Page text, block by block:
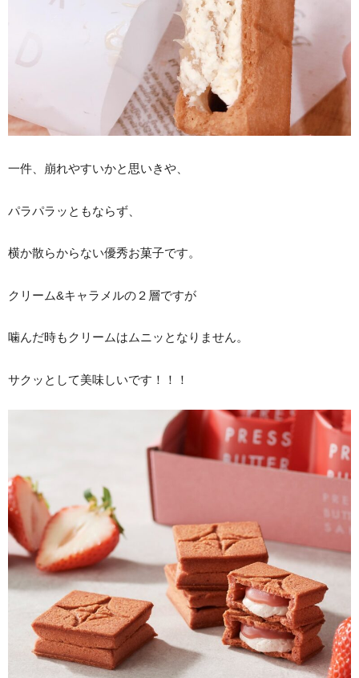
一件、崩れやすいかと思いきや、
パラパラッともならず、
横か散らからない優秀お菓子です。
クリーム&キャラメルの２層ですが
噛んだ時もクリームはムニッとなりません。
サクッとして美味しいです！！！